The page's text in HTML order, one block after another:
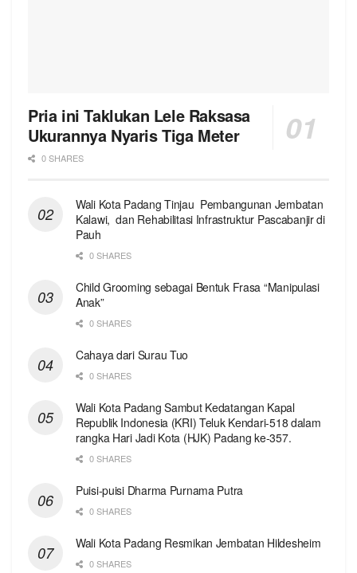
Pria ini Taklukan Lele Raksasa
Ukurannya Nyaris Tiga Meter
0 SHARES
Wali Kota Padang Tinjau Pembangunan Jembatan
Kalawi, dan Rehabilitasi Infrastruktur Pascabanjir di
Pauh
0 SHARES
Child Grooming sebagai Bentuk Frasa “Manipulasi
Anak”
0 SHARES
Cahaya dari Surau Tuo
0 SHARES
Wali Kota Padang Sambut Kedatangan Kapal
Republik Indonesia (KRI) Teluk Kendari-518 dalam
rangka Hari Jadi Kota (HJK) Padang ke-357.
0 SHARES
Puisi-puisi Dharma Purnama Putra
0 SHARES
Wali Kota Padang Resmikan Jembatan Hildesheim
0 SHARES